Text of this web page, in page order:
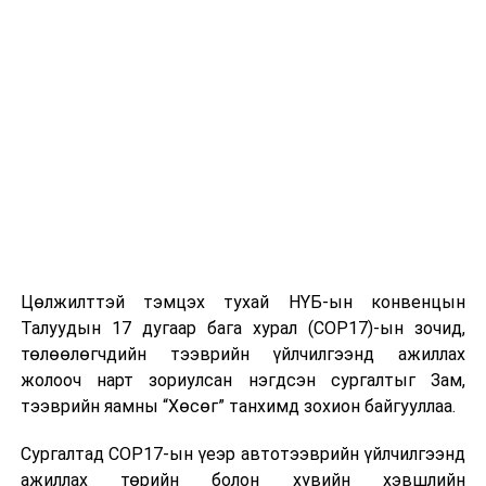
Цөлжилттэй тэмцэх тухай НҮБ-ын конвенцын
Талуудын 17 дугаар бага хурал (COP17)-ын зочид,
төлөөлөгчдийн тээврийн үйлчилгээнд ажиллах
жолооч нарт зориулсан нэгдсэн сургалтыг Зам,
тээврийн яамны “Хөсөг” танхимд зохион байгууллаа.
Сургалтад COP17-ын үеэр автотээврийн үйлчилгээнд
ажиллах төрийн болон хувийн хэвшлийн